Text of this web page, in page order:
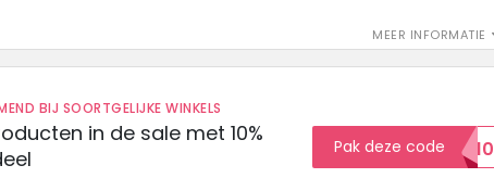
MEER INFORMATIE
BIJ SOORTGELIJKE WINKELS
in de sale met 10%
Pak deze codeSALE10